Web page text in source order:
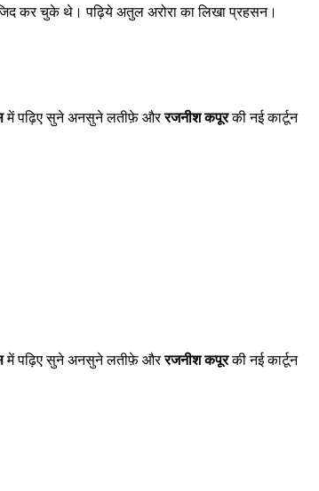
जिद कर चुके थे। पढ़िये अतुल अरोरा का लिखा प्रहसन।
में पढ़िए सुने अनसुने लतीफ़े औररजनीश कपूरकी नई कार्टून
में पढ़िए सुने अनसुने लतीफ़े औररजनीश कपूरकी नई कार्टून